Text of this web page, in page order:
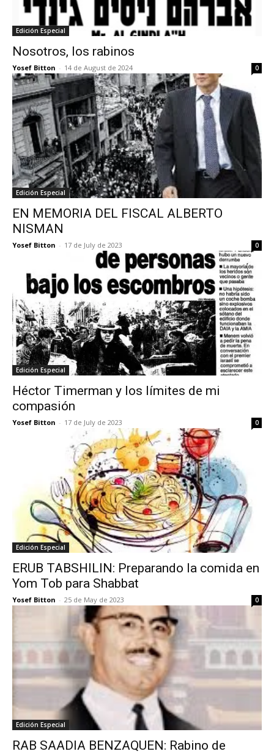
Edición Especial
Nosotros, los rabinos
Yosef Bitton - 14 de August de 2024 0
Edición Especial
EN MEMORIA DEL FISCAL ALBERTO
NISMAN
Yosef Bitton - 17 de July de 2023 0
Edición Especial
Héctor Timerman y los límites de mi
compasión
Yosef Bitton - 17 de July de 2023 0
Edición Especial
ERUB TABSHILIN: Preparando la comida en
Yom Tob para Shabbat
Yosef Bitton - 25 de May de 2023 0
Edición Especial
RAB SAADIA BENZAQUEN: Rabino de